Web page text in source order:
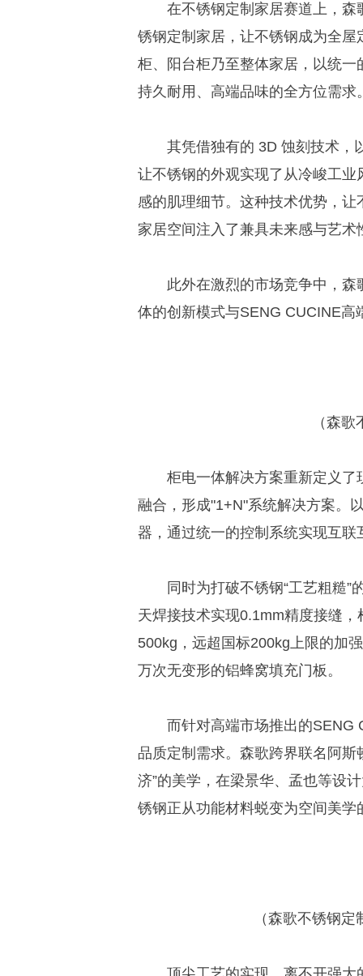
在不锈钢定制家居赛道上，
锈钢定制家居，让不锈钢成为全屋
柜、阳台柜乃至整体家居，以统
持久耐用、高端品味的全方位需求
其凭借独有的 3D 蚀刻技术，
让不锈钢的外观实现了从冷峻工
感的肌理细节。这种技术优势，
家居空间注入了兼具未来感与艺术
此外在激烈的市场竞争中，
体的创新模式与SENG CUCINE高
（森
柜电一体解决方案重新定义
融合，形成"1+N"系统解决方案。
器，通过统一的控制系统实现互联
同时为打破不锈钢“工艺粗糙
天焊接技术实现0.1mm精度接缝
500kg，远超国标200kg上限的加
万次无变形的铝蜂窝填充门板。
而针对高端市场推出的SENG
品质定制需求。森歌跨界联名阿
济”的美学，在梁景华、孟也等设
锈钢正从功能材料蜕变为空间美学
（森歌不锈钢